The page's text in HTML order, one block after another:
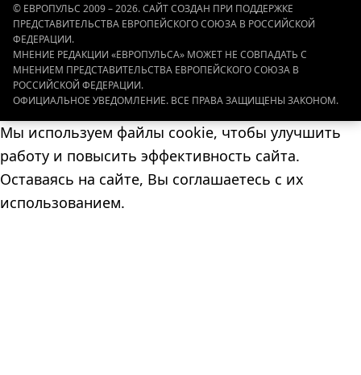
© ЕВРОПУЛЬС 2009 – 2026. САЙТ СОЗДАН ПРИ ПОДДЕРЖКЕ
ПРЕДСТАВИТЕЛЬСТВА ЕВРОПЕЙСКОГО СОЮЗА В РОССИЙСКОЙ
ФЕДЕРАЦИИ.
МНЕНИЕ РЕДАКЦИИ «ЕВРОПУЛЬСА» МОЖЕТ НЕ СОВПАДАТЬ С
МНЕНИЕМ ПРЕДСТАВИТЕЛЬСТВА ЕВРОПЕЙСКОГО СОЮЗА В
РОССИЙСКОЙ ФЕДЕРАЦИИ.
ОФИЦИАЛЬНОЕ УВЕДОМЛЕНИЕ. ВСЕ ПРАВА ЗАЩИЩЕНЫ ЗАКОНОМ.
Мы используем файлы cookie, чтобы улучшить
работу и повысить эффективность сайта.
Оставаясь на сайте, Вы соглашаетесь с их
использованием.